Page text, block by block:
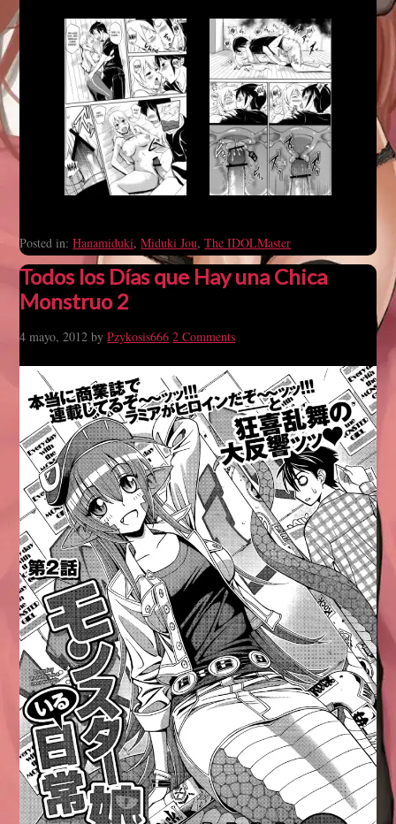
Posted in:Hanamiduki,Miduki Jou,The IDOLMaster
Todos los Días que Hay una Chica
Monstruo 2
4 mayo, 2012 byPzykosis666 2 Comments